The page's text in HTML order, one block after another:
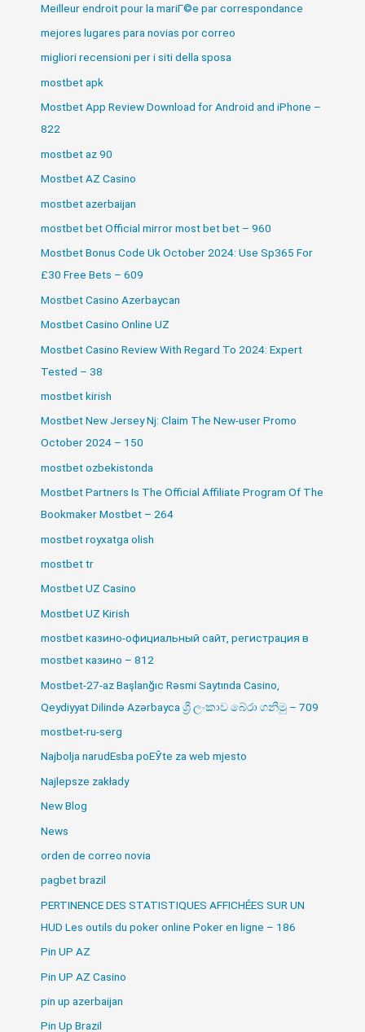
Meilleur endroit pour la mariГ©e par correspondance
mejores lugares para novias por correo
migliori recensioni per i siti della sposa
mostbet apk
Mostbet App Review Download for Android and iPhone –
822
mostbet az 90
Mostbet AZ Casino
mostbet azerbaijan
mostbet bet Official mirror most bet bet – 960
Mostbet Bonus Code Uk October 2024: Use Sp365 For
£30 Free Bets – 609
Mostbet Casino Azerbaycan
Mostbet Casino Online UZ
Mostbet Casino Review With Regard To 2024: Expert
Tested – 38
mostbet kirish
Mostbet New Jersey Nj: Claim The New-user Promo
October 2024 – 150
mostbet ozbekistonda
Mostbet Partners Is The Official Affiliate Program Of The
Bookmaker Mostbet – 264
mostbet royxatga olish
mostbet tr
Mostbet UZ Casino
Mostbet UZ Kirish
mostbet казино-официальный сайт, регистрация в
mostbet казино – 812
Mostbet-27-az Başlanğıc Rəsmi Saytında Casino,
Qeydiyyat Dilində Azərbayca ශ්‍රී ලංකාව බේරා ගනිමු – 709
mostbet-ru-serg
Najbolja narudЕѕba poЕЎte za web mjesto
Najlepsze zakłady
New Blog
News
orden de correo novia
pagbet brazil
PERTINENCE DES STATISTIQUES AFFICHÉES SUR UN
HUD Les outils du poker online Poker en ligne – 186
Pin UP AZ
Pin UP AZ Casino
pin up azerbaijan
Pin Up Brazil